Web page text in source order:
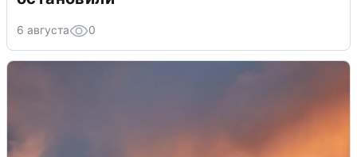
6 августа 0